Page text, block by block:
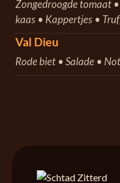
Zongedroogde tomaat
kaas • Kappertjes •
Val Dieu
Rode biet • Salade •